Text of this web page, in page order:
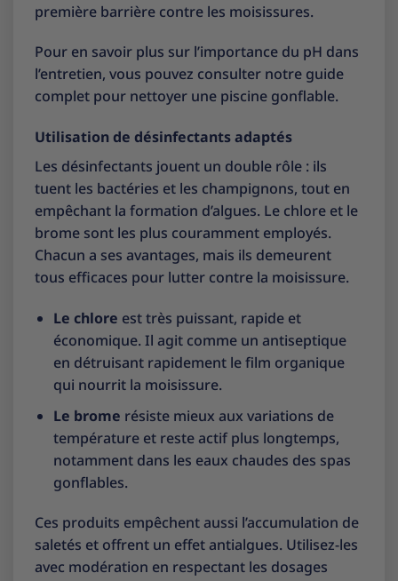
première barrière contre les moisissures.
Pour en savoir plus sur l’importance du pH dans
l’entretien, vous pouvez consulter notre guide
complet pour nettoyer une piscine gonflable.
Utilisation de désinfectants adaptés
Les désinfectants jouent un double rôle : ils
tuent les bactéries et les champignons, tout en
empêchant la formation d’algues. Le chlore et le
brome sont les plus couramment employés.
Chacun a ses avantages, mais ils demeurent
tous efficaces pour lutter contre la moisissure.
Le chlore est très puissant, rapide et
économique. Il agit comme un antiseptique
en détruisant rapidement le film organique
qui nourrit la moisissure.
Le brome résiste mieux aux variations de
température et reste actif plus longtemps,
notamment dans les eaux chaudes des spas
gonflables.
Ces produits empêchent aussi l’accumulation de
saletés et offrent un effet antialgues. Utilisez-les
avec modération en respectant les dosages